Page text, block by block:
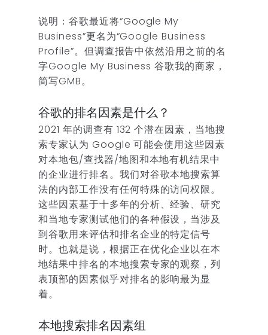
说明：谷歌最近将“Google My
Business”更名为“Google Business
Profile”。但调查报告中依然沿用之前的名
字Google My Business 谷歌我的商家，
简写GMB。
谷歌的排名因素是什么？
2021 年的调查有 132 个潜在因素，当地搜
索专家认为 Google 可能会使用这些因素
对本地包/查找器/地图和本地有机结果中
的企业进行排名。我们对谷歌本地搜索算
法的内部工作没有任何特殊的访问权限。
这些因素基于十多年的分析、经验、研究
和当地专家测试他们的各种假设，当涉及
到谷歌用来评估和排名企业的特定信号
时。也就是说，根据正在优化企业以在本
地结果中排名的本地搜索专家的观察，列
表顶部的因素似乎对排名的影响最为显
着。
本地搜索排名因素组